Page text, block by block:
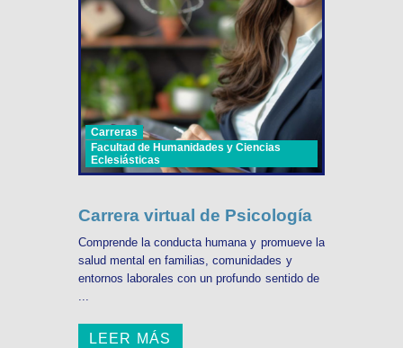
Carreras
Facultad de Humanidades y Ciencias
Eclesiásticas
Carrera virtual de Psicología
Comprende la conducta humana y promueve la
salud mental en familias, comunidades y
entornos laborales con un profundo sentido de
...
LEER MÁS